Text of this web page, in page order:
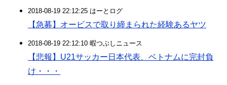
2018-08-19 22:12:25 はーとログ
【急募】オービスで取り締まられた経験あるヤツ
2018-08-19 22:12:10 暇つぶしニュース
【悲報】U21サッカー日本代表、ベトナムに完封負
け・・・